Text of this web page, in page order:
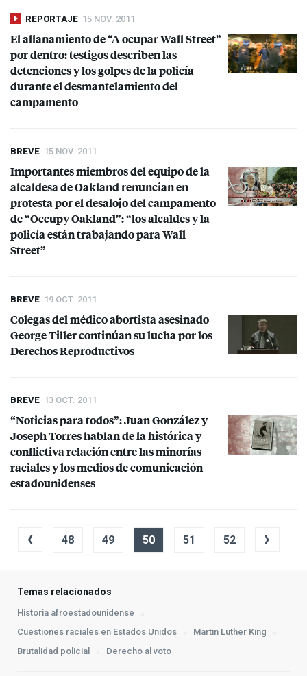
REPORTAJE 15 NOV. 2011
El allanamiento de “A ocupar Wall Street”
por dentro: testigos describen las
detenciones y los golpes de la policía
durante el desmantelamiento del
campamento
BREVE 15 NOV. 2011
Importantes miembros del equipo de la
alcaldesa de Oakland renuncian en
protesta por el desalojo del campamento
de “Occupy Oakland”: “los alcaldes y la
policía están trabajando para Wall
Street”
BREVE 19 OCT. 2011
Colegas del médico abortista asesinado
George Tiller continúan su lucha por los
Derechos Reproductivos
BREVE 13 OCT. 2011
“Noticias para todos”: Juan González y
Joseph Torres hablan de la histórica y
conflictiva relación entre las minorías
raciales y los medios de comunicación
estadounidenses
‹ 48 49 50 51 52 ›
Temas relacionados
Historia afroestadounidense
Cuestiones raciales en Estados Unidos
Martin Luther King
Brutalidad policial
Derecho al voto